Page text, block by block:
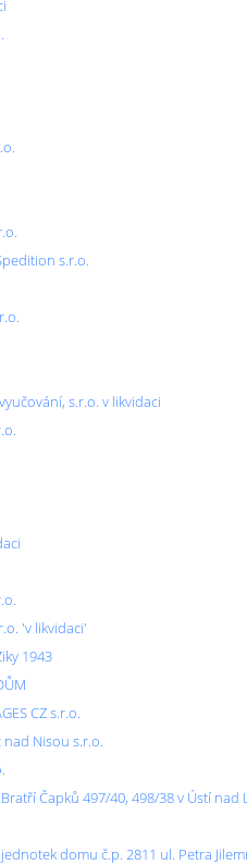
s.r.o.
s.r.o. v likvidaci
'v likvidaci'
1943
CZ s.r.o.
Nisou s.r.o.
Čapků 497/40, 498/38 v Ústí nad
domu č.p. 2811 ul. Petra